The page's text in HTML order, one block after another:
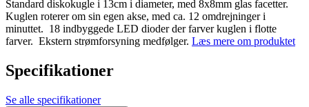
Standard diskokugle i 13cm i diameter, med 8x8mm glas facetter.
Kuglen roterer om sin egen akse, med ca. 12 omdrejninger i
minuttet. 18 indbyggede LED dioder der farver kuglen i flotte
farver. Ekstern strømforsyning medfølger. Læs mere om produktet
Specifikationer
Se alle specifikationer